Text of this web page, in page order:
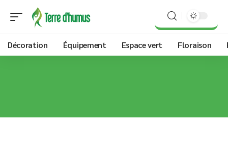
Décoration Équipement Espace vert Floraison